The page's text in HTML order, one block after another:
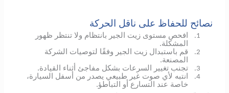
نصائح للحفاظ على ناقل الحركة
1.
افحص مستوى زيت الجير بانتظام ولا تنتظر ظهور
المشكلة.
2.
قم باستبدال زيت الجير وفقًا لتوصيات الشركة
المصنعة.
3. تجنب تغيير السرعات بشكل مفاجئ أثناء القيادة.
4.
انتبه لأي صوت غير طبيعي يصدر من أسفل السيارة،
خاصة عند التسارع أو التباطؤ.